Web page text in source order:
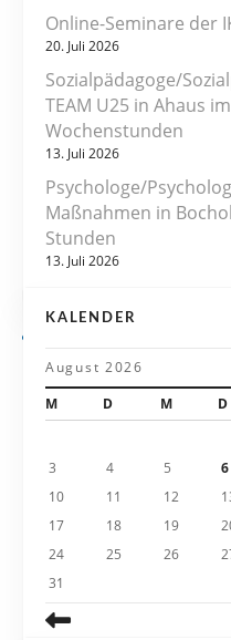
a
Online-Seminare der
20. Juli 2026
Sozialpädagoge/
TEAM U25 in Ahaus
Wochenstunden
13. Juli 2026
Psychologe/
Maßnahmen in
Stunden
13. Juli 2026
KALENDER
August 2026
M
D M D
3
4 5 6
10
11 12
17
18 19
24
25 26
31